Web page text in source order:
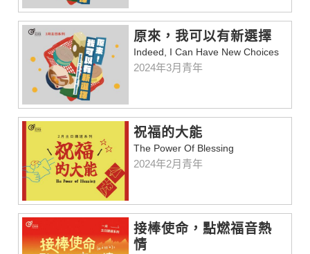
原來，我可以有新選擇
Indeed, I Can Have New Choices
2024年3月青年
祝福的大能
The Power Of Blessing
2024年2月青年
接棒使命，點燃福音熱
情